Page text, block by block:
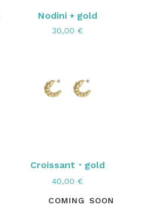
Nodini ⭑ gold
30,00 €
Croissant・gold
40,00 €
COMING SOON